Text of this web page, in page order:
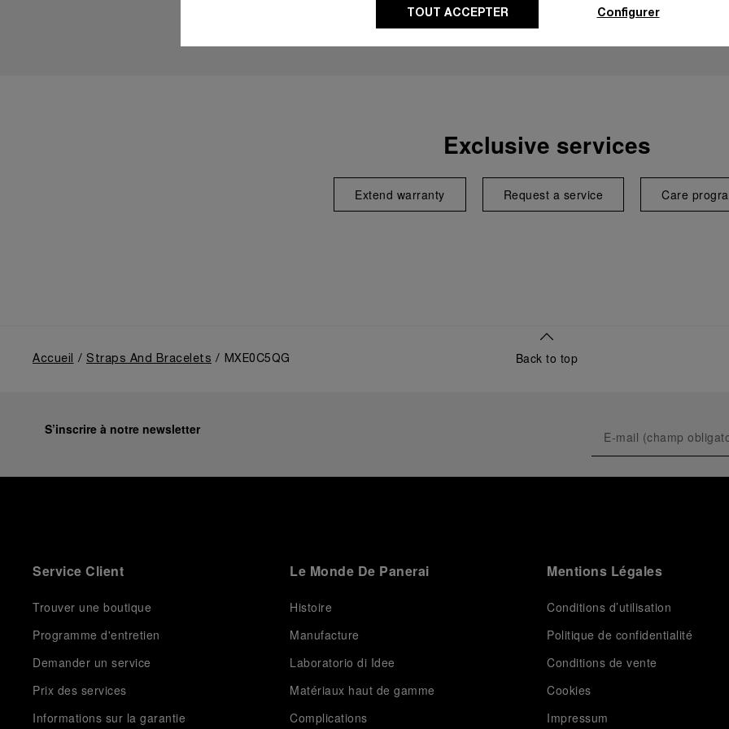
Exclusive services
Extend warranty Request a service Care
Accueil Straps And Bracelets MXE0C5QG Back to top
S’inscrire à notre newsletter
Service Client
Trouver une boutique
Programme d'entretien
Demander un service
Prix des services
Informations sur la garantie
Le Monde De Panerai
Histoire
Manufacture
Laboratorio di Idee
Matériaux haut de gamme
Complications
Mentions Légales
Conditions d’utilisation
Politique de confidentialité
Conditions de vente
Cookies
Impressum
TOUT ACCEPTER Configurer